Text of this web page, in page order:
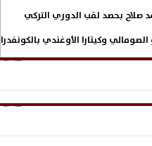
صلاح بحصد لقب الدوري التركي
وكيتارا الأوغندي